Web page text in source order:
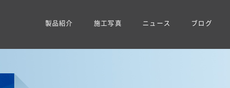
製品紹介 施工写真 ニュース ブログ